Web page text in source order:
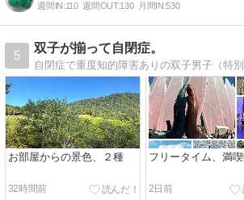
週間IN:110 週間OUT:130 月間IN:530
5
双子が揃って自閉症。
お部屋からの景色、２種
32時間前
フリータイム、満
2日前